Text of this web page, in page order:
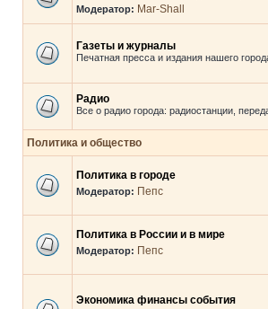
Модератор: Mar-Shall
Газеты и журналы
Печатная пресса и издания нашего
Радио
Все о радио города: радиостанции,
Политика и общество
Политика в городе
Модератор: Пепс
Политика в России и в мире
Модератор: Пепс
Экономика финансы события